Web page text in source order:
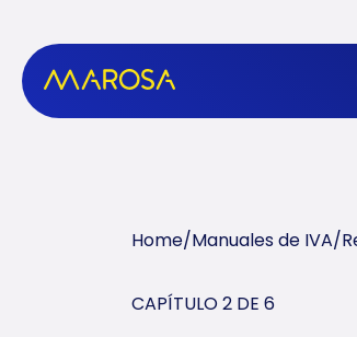
Home/Manuales de IVA/
CAPÍTULO 2 DE 6